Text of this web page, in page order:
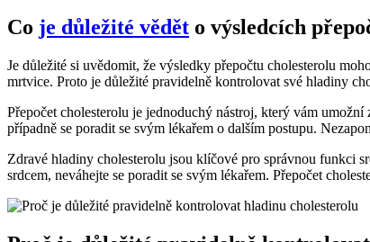
Co je důležité vědět o výsledcích
Je důležité si uvědomit, že ⁣výsledky ⁢přepočtu cholesterolu
mrtvice. Proto je důležité pravidelně kontrolovat své hladiny
Přepočet cholesterolu je jednoduchý nástroj, který vám
případně se poradit⁢ se‍ svým lékařem o dalším ⁢postupu.
Zdravé hladiny cholesterolu jsou klíčové pro⁣ správnou funkci⁢
srdcem,​ neváhejte se poradit se svým lékařem. Přepočet